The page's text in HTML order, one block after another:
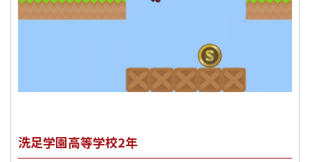
洗足学園高等学校2年